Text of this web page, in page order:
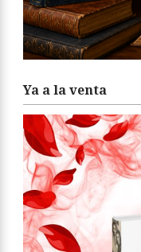
Ya a la venta